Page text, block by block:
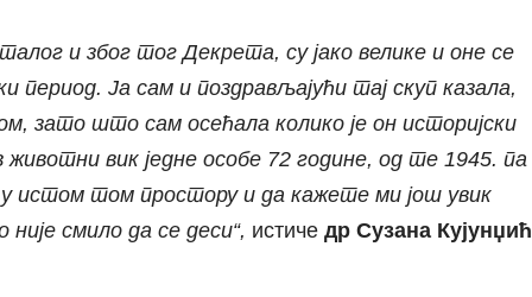
и због тог Декрета, су јако велике и оне се
период. Ја сам и поздрављајући тај скуп казала,
зато што сам осећала колико је он историјски
животни вик једне особе 72 године, од те 1945. па
истом том простору и да кажете ми још увик
смило да се деси“, истиче др Сузана Кујунџић